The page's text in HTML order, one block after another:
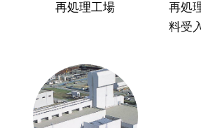
再処理工場
再処
料受